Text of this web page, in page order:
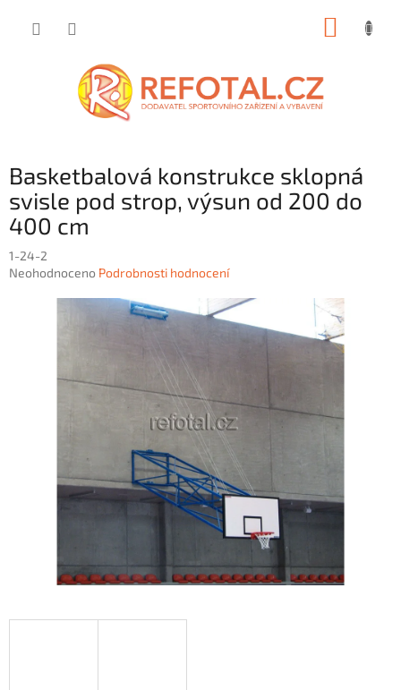
Basketbalová konstrukce sklopná
svisle pod strop, výsun od 200 do
400 cm
1-24-2
Průměrné
Neohodnoceno Podrobnosti hodnocení